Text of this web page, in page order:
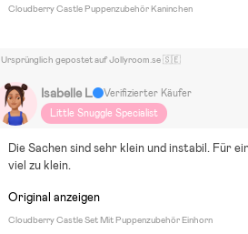
SpongeBob Schwammkopf
Disney Die
Cloudberry Castle Puppenzubehör Kaninchen
Ursprünglich gepostet auf Jollyroom.se 🇸🇪
Isabelle L
Verifizierter Käufer
Little Snuggle Specialist
Die Sachen sind sehr klein und instabil. Für
viel zu klein.
Original anzeigen
Cloudberry Castle Set Mit Puppenzubehör Einhorn